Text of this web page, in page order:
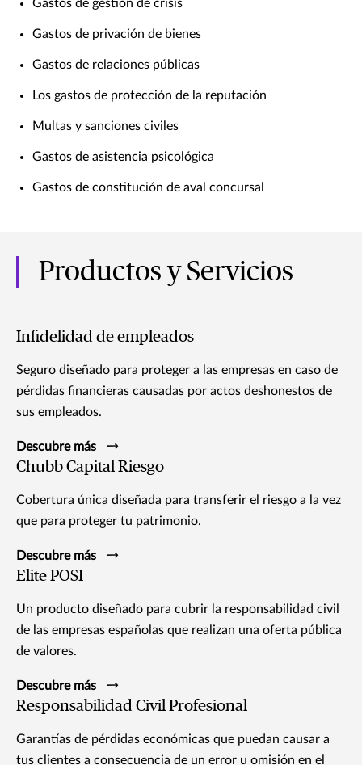
Gastos de gestión de crisis
Gastos de privación de bienes
Gastos de relaciones públicas
Los gastos de protección de la reputación
Multas y sanciones civiles
Gastos de asistencia psicológica
Gastos de constitución de aval concursal
Productos y Servicios
Infidelidad de empleados
Seguro diseñado para proteger a las empresas en caso de
pérdidas financieras causadas por actos deshonestos de
sus empleados.
Descubre más
Chubb Capital Riesgo
Cobertura única diseñada para transferir el riesgo a la vez
que para proteger tu patrimonio.
Descubre más
Elite POSI
Un producto diseñado para cubrir la responsabilidad civil
de las empresas españolas que realizan una oferta pública
de valores.
Descubre más
Responsabilidad Civil Profesional
Garantías de pérdidas económicas que puedan causar a
tus clientes a consecuencia de un error u omisión en el